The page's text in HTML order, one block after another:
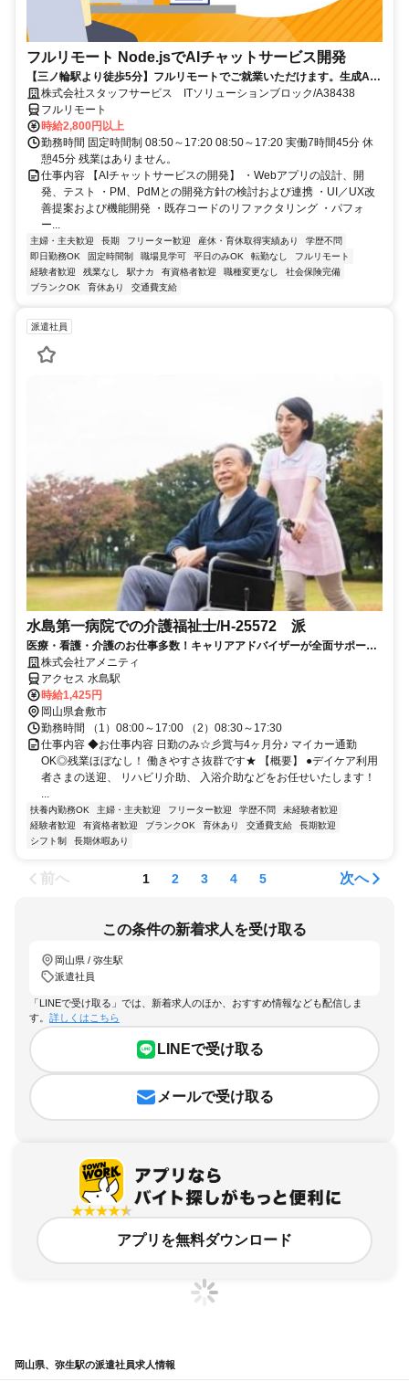
フルリモート Node.jsでAIチャットサービス開発
【三ノ輪駅より徒歩5分】フルリモートでご就業いただけます。生成AI
を活用したサービス開発に携われます。企画提案から改善まで幅広く関
われる環境です☆
株式会社スタッフサービス ITソリューションブロック/A38438
フルリモート
時給2,800円以上
勤務時間 固定時間制 08:50～17:20 08:50～17:20 実働7時間45分 休
憩45分 残業はありません。
仕事内容 【AIチャットサービスの開発】 ・Webアプリの設計、開
発、テスト ・PM、PdMとの開発方針の検討および連携 ・UI／UX改
善提案および機能開発 ・既存コードのリファクタリング ・パフォ
ー...
主婦・主夫歓迎 長期 フリーター歓迎 産休・育休取得実績あり
学歴不問
即日勤務OK
固定時間制 職場見学可 平日のみOK 転勤なし
フルリモート
経験者歓迎
残業なし 駅ナカ 有資格者歓迎 職種変更なし
社会保険完備
ブランクOK
育休あり 交通費支給
派遣社員
水島第一病院での介護福祉士/H-25572 派
医療・看護・介護のお仕事多数！キャリアアドバイザーが全面サポート
◎ 株式会社アメニティ
アクセス 水島駅
時給1,425円
岡山県倉敷市
勤務時間 （1）08:00～17:00 （2）08:30～17:30
仕事内容 ◆お仕事内容 日勤のみ☆彡賞与4ヶ月分♪ マイカー通勤
OK◎残業ほぼなし！ 働きやすさ抜群です★ 【概要】 ●デイケア利用
者さまの送迎、 リハビリ介助、 入浴介助などをお任せいたします！
...
扶養内勤務OK 主婦・主夫歓迎 フリーター歓迎 学歴不問
未経験者歓迎
経験者歓迎
有資格者歓迎 ブランクOK 育休あり 交通費支給
長期歓迎
シフト制
長期休暇あり
前へ 1 2 3 4 5 次へ
この条件の新着求人を受け取る
岡山県 / 弥生駅
派遣社員
「LINEで受け取る」では、新着求人のほか、おすすめ情報なども配信しま
す。 詳しくはこちら
LINEで受け取る
メールで受け取る
アプリを無料ダウンロード
岡山県、弥生駅の派遣社員求人情報